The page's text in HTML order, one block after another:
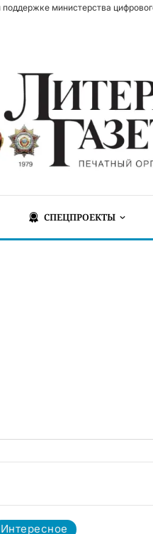
министерства
СПЕЦПРОЕКТЫ
Интересное